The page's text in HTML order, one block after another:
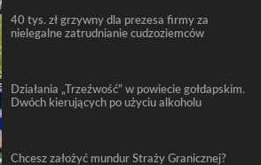
40 tys. zł grzywny dla prezesa firmy za
nielegalne zatrudnianie cudzoziemców
Działania „Trzeźwość” w powiecie gołdapskim.
Dwóch kierujących po użyciu alkoholu
Chcesz założyć mundur Straży Granicznej?